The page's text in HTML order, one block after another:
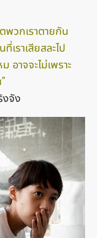
พวกเราตายกัน
เราเสียสละไป
อาจจะไม่เพราะ
งจัง